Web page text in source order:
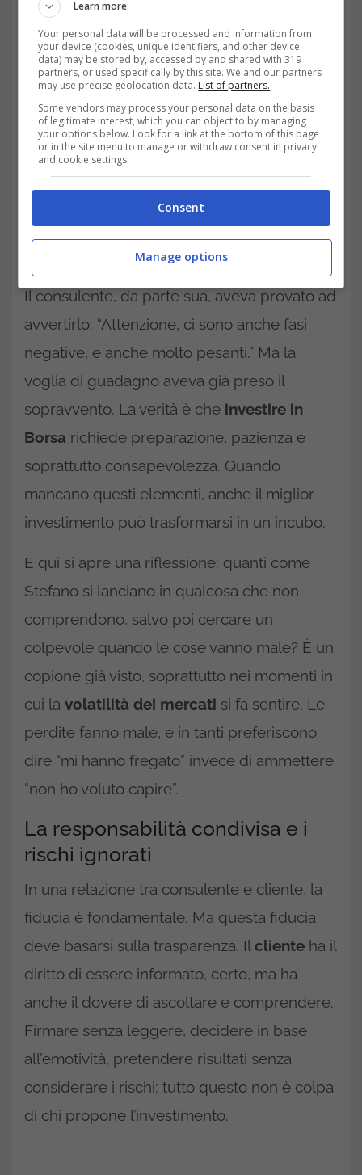
Il fascino dei guadagni facili e il peso delle decisioni-
trading.it
Il consulente, da parte sua, aveva provato ad
avvertirlo: “Attenzione, ci sono anche fasi
negative, e anche molto pesanti.” Ma la
voglia di guadagno aveva già preso il
sopravvento. La verità è che investire in
Borsa richiede preparazione, pazienza e
soprattutto consapevolezza. Quando
mancano questi elementi, anche il miglior
investimento può trasformarsi in un incubo.
E qui si apre una riflessione: quanti come
Stefano si lanciano in qualcosa che non
comprendono, salvo poi cercare un
colpevole quando le cose vanno male? È un
copione già visto, soprattutto nei momenti in
cui la volatilità dei mercati si fa sentire. Le
perdite fanno male, e in tanti preferiscono
dire “mi hanno fregato” invece di ammettere
“non ho voluto capire”.
La responsabilità condivisa e i
rischi ignorati
In una relazione tra consulente e cliente, la
fiducia è fondamentale. Ma questa fiducia
deve basarsi sulla trasparenza. Il cliente ha il
diritto di essere informato, certo, ma ha
anche il dovere di ascoltare e comprendere.
Firmare senza leggere, decidere in base
all’emotività, pretendere risultati senza
considerare i rischi: tutto questo non è colpa
di chi propone l’investimento.
Learn more
Your personal data will be processed and information from
your device (cookies, unique identifiers, and other device
data) may be stored by, accessed by and shared with 319
partners, or used specifically by this site. We and our partners
may use precise geolocation data. List of partners.
Some vendors may process your personal data on the basis
of legitimate interest, which you can object to by managing
your options below. Look for a link at the bottom of this page
or in the site menu to manage or withdraw consent in privacy
and cookie settings.
Consent
Manage options